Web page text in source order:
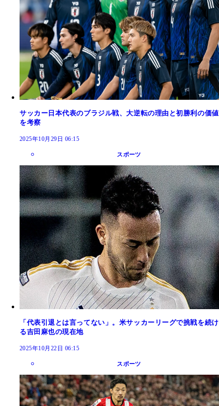
サッカー日本代表のブラジル戦、大逆転の理由と初勝利の価値
を考察
2025年10月29日 06:15
スポーツ
「代表引退とは言ってない」。米サッカーリーグで挑戦を続け
る吉田麻也の現在地
2025年10月22日 06:15
スポーツ